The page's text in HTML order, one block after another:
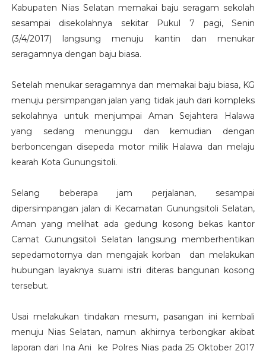
Kabupaten Nias Selatan memakai baju seragam sekolah
sesampai disekolahnya sekitar Pukul 7 pagi, Senin
(3/4/2017) langsung menuju kantin dan menukar
seragamnya dengan baju biasa.
Setelah menukar seragamnya dan memakai baju biasa, KG
menuju persimpangan jalan yang tidak jauh dari kompleks
sekolahnya untuk menjumpai Aman Sejahtera Halawa
yang sedang menunggu dan kemudian dengan
berboncengan disepeda motor milik Halawa dan melaju
kearah Kota Gunungsitoli.
Selang beberapa jam perjalanan, sesampai
dipersimpangan jalan di Kecamatan Gunungsitoli Selatan,
Aman yang melihat ada gedung kosong bekas kantor
Camat Gunungsitoli Selatan langsung memberhentikan
sepedamotornya dan mengajak korban dan melakukan
hubungan layaknya suami istri diteras bangunan kosong
tersebut.
Usai melakukan tindakan mesum, pasangan ini kembali
menuju Nias Selatan, namun akhirnya terbongkar akibat
laporan dari Ina Ani ke Polres Nias pada 25 Oktober 2017